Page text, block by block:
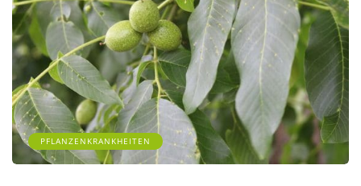
PFLANZENKRANKHEITEN